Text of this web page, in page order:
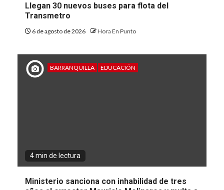
Llegan 30 nuevos buses para flota del
Transmetro
6 de agosto de 2026 Hora En Punto
BARRANQUILLA EDUCACIÓN
4 min de lectura
Ministerio sanciona con inhabilidad de tres